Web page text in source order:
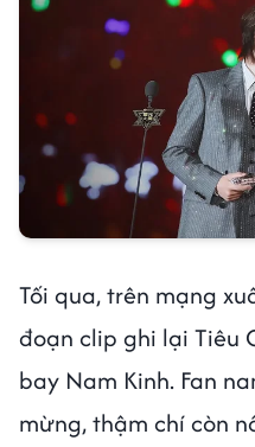
Tối qua, trên mạng
đoạn clip ghi lại Tiêu
bay Nam Kinh. Fan
mừng, thậm chí còn